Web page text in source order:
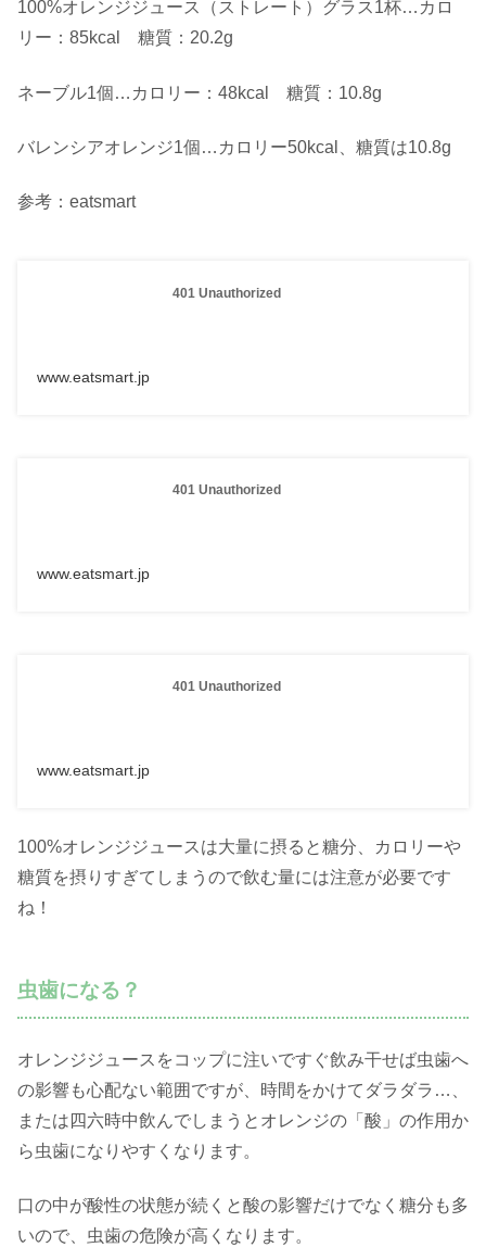
100%オレンジジュース（ストレート）グラス1杯…カロ
リー：85kcal 糖質：20.2g
ネーブル1個…カロリー：48kcal 糖質：10.8g
バレンシアオレンジ1個…カロリー50kcal、糖質は10.8g
参考：eatsmart
401 Unauthorized
www.eatsmart.jp
401 Unauthorized
www.eatsmart.jp
401 Unauthorized
www.eatsmart.jp
100%オレンジジュースは大量に摂ると糖分、カロリーや
糖質を摂りすぎてしまうので飲む量には注意が必要です
ね！
虫歯になる？
オレンジジュースをコップに注いですぐ飲み干せば虫歯へ
の影響も心配ない範囲ですが、時間をかけてダラダラ…、
または四六時中飲んでしまうとオレンジの「酸」の作用か
ら虫歯になりやすくなります。
口の中が酸性の状態が続くと酸の影響だけでなく糖分も多
いので、虫歯の危険が高くなります。